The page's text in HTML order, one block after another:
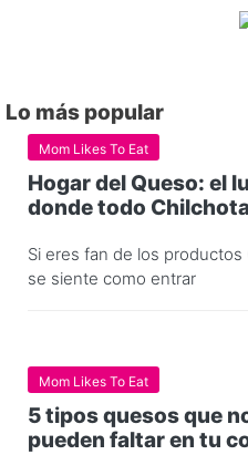
Lo más popular
Mom Likes To Eat
Hogar del Queso: el
donde todo
Si eres fan de los
se siente como entrar
Mom Likes To Eat
5 tipos quesos que
pueden faltar en tu